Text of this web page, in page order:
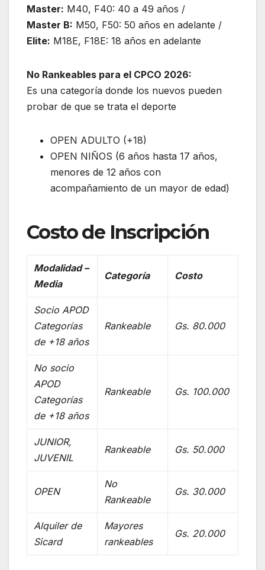
Master: M40, F40: 40 a 49 años /
Master B: M50, F50: 50 años en adelante /
Elite: M18E, F18E: 18 años en adelante
No Rankeables para el CPCO 2026:
Es una categoría donde los nuevos pueden
probar de que se trata el deporte
OPEN ADULTO (+18)
OPEN NIÑOS (6 años hasta 17 años,
menores de 12 años con
acompañamiento de un mayor de edad)
Costo de Inscripción
Modalidad –
Media
Categoría Costo
Socio APOD
Categorías
de +18 años
Rankeable Gs. 80.000
No socio
APOD
Categorías
de +18 años
Rankeable Gs. 100.000
JUNIOR,
JUVENIL
Rankeable Gs. 50.000
OPEN
No
Rankeable
Gs. 30.000
Alquiler de
Sicard
Mayores
rankeables
Gs. 20.000